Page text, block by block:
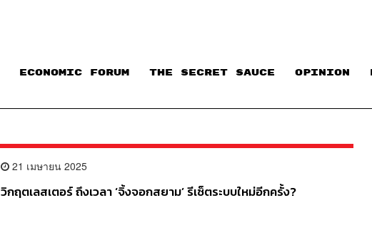
ECONOMIC FORUM THE SECRET SAUCE​ OPINION
21 เมษายน 2025
วิกฤตเลสเตอร์ ถึงเวลา ‘จิ้งจอกสยาม’ รีเซ็ตระบบใหม่อีกครั้ง?